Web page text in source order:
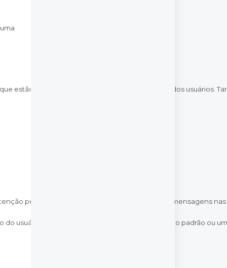
estão nas caixas de entrada e no Google Drive dos usuários.
personalizada se aplique, as atuais e futuras mensagens
do usuário. No entanto, quando a regra de retenção padrão ou